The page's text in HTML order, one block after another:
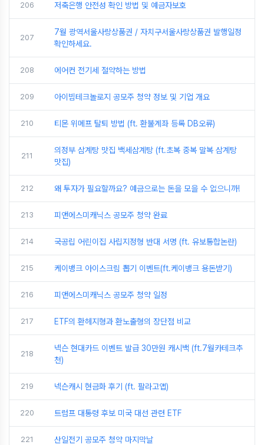
206 저축은행 안전성 확인 방법 및 예금자보호
207
7월 광역서울사랑상품권 / 자치구서울사랑상품권 발행일정
확인하세요.
208 에어컨 전기세 절약하는 방법
209 아이빔테크놀로지 공모주 청약 정보 및 기업 개요
210 티몬 위메프 탈퇴 방법 (ft. 환불계좌 등록 DB오류)
211
의정부 삼계탕 맛집 백세삼계탕 (ft.초복 중복 말복 삼계탕
맛집)
212 왜 투자가 필요할까요? 예금으로는 돈을 모을 수 없으니까!
213 피앤에스미캐닉스 공모주 청약 완료
214 국공립 어린이집 사립지정형 반대 서명 (ft. 유보통합논란)
215 케이뱅크 아이스크림 뽑기 이벤트(ft.케이뱅크 용돈받기)
216 피앤에스미캐닉스 공모주 청약 일정
217 ETF의 환헤지형과 환노출형의 장단점 비교
218
넥슨 현대카드 이벤트 발급 30만원 캐시백 (ft.7월카테크추
천)
219 넥슨캐시 현금화 후기 (ft. 팔라고앱)
220 트럼프 대통령 후보 미국 대선 관련 ETF
221 산일전기 공모주 청약 마지막날